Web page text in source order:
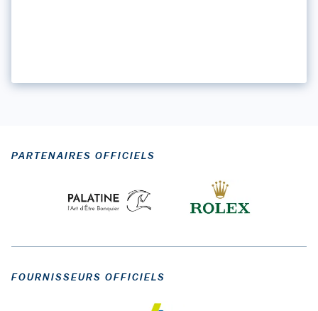
PARTENAIRES OFFICIELS
FOURNISSEURS OFFICIELS